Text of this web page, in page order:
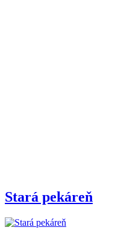
Stará pekáreň